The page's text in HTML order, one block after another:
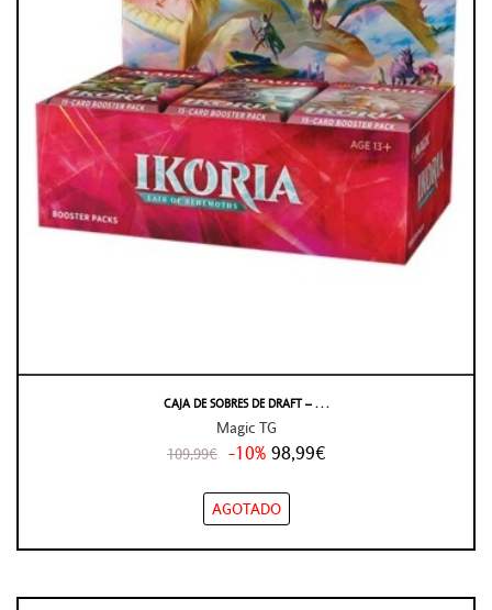
CAJA DE SOBRES DE DRAFT – . . .
Magic TG
109,99€ -10% 98,99€
AGOTADO